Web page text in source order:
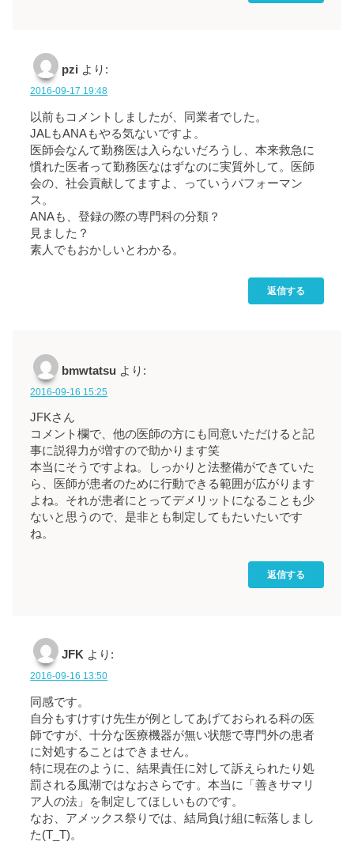
pzi より:
2016-09-17 19:48
以前もコメントしましたが、同業者でした。
JALもANAもやる気ないですよ。
医師会なんて勤務医は入らないだろうし、本来救急に
慣れた医者って勤務医なはずなのに実質外して。医師
会の、社会貢献してますよ、っていうパフォーマン
ス。
ANAも、登録の際の専門科の分類？
見ました？
素人でもおかしいとわかる。
返信する
bmwtatsu より:
2016-09-16 15:25
JFKさん
コメント欄で、他の医師の方にも同意いただけると記
事に説得力が増すので助かります笑
本当にそうですよね。しっかりと法整備ができていた
ら、医師が患者のために行動できる範囲が広がります
よね。それが患者にとってデメリットになることも少
ないと思うので、是非とも制定してもたいたいです
ね。
返信する
JFK より:
2016-09-16 13:50
同感です。
自分もすけすけ先生が例としてあげておられる科の医
師ですが、十分な医療機器が無い状態で専門外の患者
に対処することはできません。
特に現在のように、結果責任に対して訴えられたり処
罰される風潮ではなおさらです。本当に「善きサマリ
ア人の法」を制定してほしいものです。
なお、アメックス祭りでは、結局負け組に転落しまし
た(T_T)。